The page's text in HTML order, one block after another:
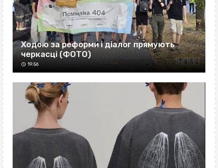
Ходою за реформи і діалог прямують
черкасці (ФОТО)
19:56